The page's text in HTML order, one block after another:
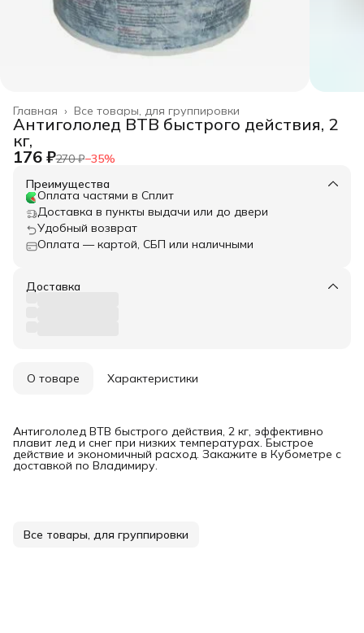
Все товары, для группировки
Главная ›
Антигололед BTB быстрого действия, 2
кг,
176 ₽270 ₽−35%
Преимущества
Оплата частями в Сплит
Доставка в пункты выдачи или до двери
Удобный возврат
Оплата — картой, СБП или наличными
Доставка
О товаре Характеристики
Антигололед BTB быстрого действия, 2 кг, эффективно
плавит лед и снег при низких температурах. Быстрое
действие и экономичный расход. Закажите в Кубометре с
доставкой по Владимиру.
Все товары, для группировки